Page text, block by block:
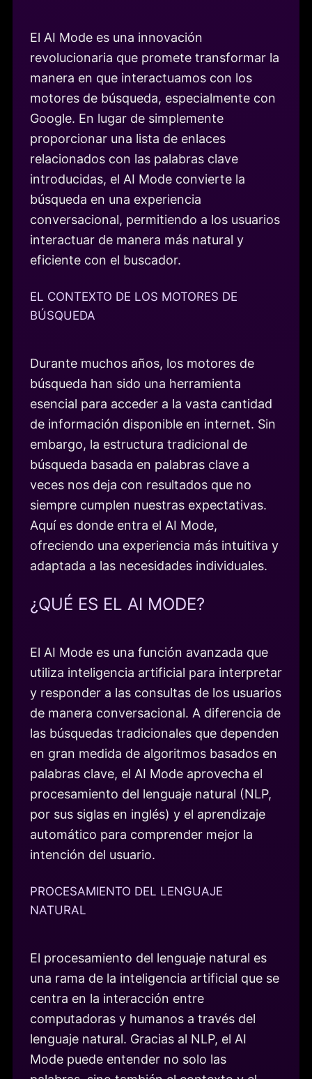
El AI Mode es una innovación
revolucionaria que promete transformar la
manera en que interactuamos con los
motores de búsqueda, especialmente con
Google. En lugar de simplemente
proporcionar una lista de enlaces
relacionados con las palabras clave
introducidas, el AI Mode convierte la
búsqueda en una experiencia
conversacional, permitiendo a los usuarios
interactuar de manera más natural y
eficiente con el buscador.
EL CONTEXTO DE LOS MOTORES DE
BÚSQUEDA
Durante muchos años, los motores de
búsqueda han sido una herramienta
esencial para acceder a la vasta cantidad
de información disponible en internet. Sin
embargo, la estructura tradicional de
búsqueda basada en palabras clave a
veces nos deja con resultados que no
siempre cumplen nuestras expectativas.
Aquí es donde entra el AI Mode,
ofreciendo una experiencia más intuitiva y
adaptada a las necesidades individuales.
¿QUÉ ES EL AI MODE?
El AI Mode es una función avanzada que
utiliza inteligencia artificial para interpretar
y responder a las consultas de los usuarios
de manera conversacional. A diferencia de
las búsquedas tradicionales que dependen
en gran medida de algoritmos basados en
palabras clave, el AI Mode aprovecha el
procesamiento del lenguaje natural (NLP,
por sus siglas en inglés) y el aprendizaje
automático para comprender mejor la
intención del usuario.
PROCESAMIENTO DEL LENGUAJE
NATURAL
El procesamiento del lenguaje natural es
una rama de la inteligencia artificial que se
centra en la interacción entre
computadoras y humanos a través del
lenguaje natural. Gracias al NLP, el AI
Mode puede entender no solo las